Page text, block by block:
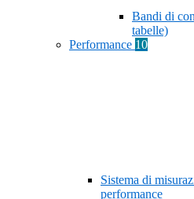
Bandi di
tabelle)
Performance 10
Sistema di
performance